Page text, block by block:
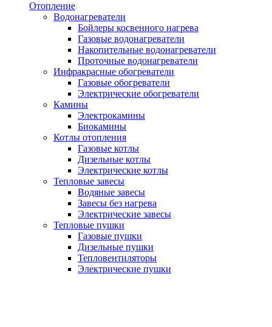
Отопление
Водонагреватели
Бойлеры косвенного нагрева
Газовые водонагреватели
Накопительные водонагреватели
Проточные водонагреватели
Инфракрасные обогреватели
Газовые обогреватели
Электрические обогреватели
Камины
Электрокамины
Биокамины
Котлы отопления
Газовые котлы
Дизельные котлы
Электрические котлы
Тепловые завесы
Водяные завесы
Завесы без нагрева
Электрические завесы
Тепловые пушки
Газовые пушки
Дизельные пушки
Тепловентиляторы
Электрические пушки